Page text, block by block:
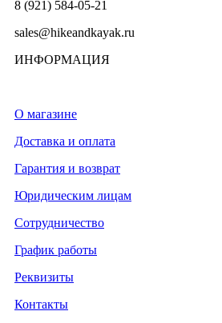
8 (921) 584-05-21
sales@hikeandkayak.ru
ИНФОРМАЦИЯ
О магазине
Доставка и оплата
Гарантия и возврат
Юридическим лицам
Сотрудничество
График работы
Реквизиты
Контакты